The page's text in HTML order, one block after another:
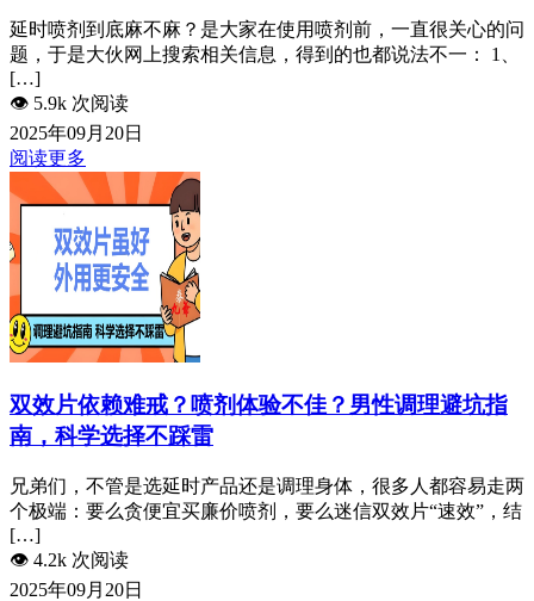
延时喷剂到底麻不麻？是大家在使用喷剂前，一直很关心的问
题，于是大伙网上搜索相关信息，得到的也都说法不一： 1、
[…]
👁️ 5.9k 次阅读
2025年09月20日
阅读更多
双效片依赖难戒？喷剂体验不佳？男性调理避坑指
南，科学选择不踩雷
兄弟们，不管是选延时产品还是调理身体，很多人都容易走两
个极端：要么贪便宜买廉价喷剂，要么迷信双效片“速效”，结
[…]
👁️ 4.2k 次阅读
2025年09月20日